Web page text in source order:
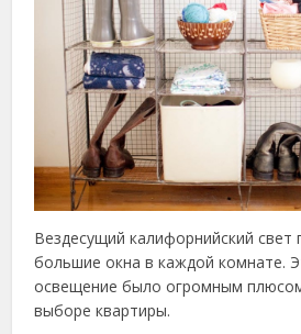
Вездесущий калифорнийский свет
большие окна в каждой комнате.
освещение было огромным
выборе квартиры.